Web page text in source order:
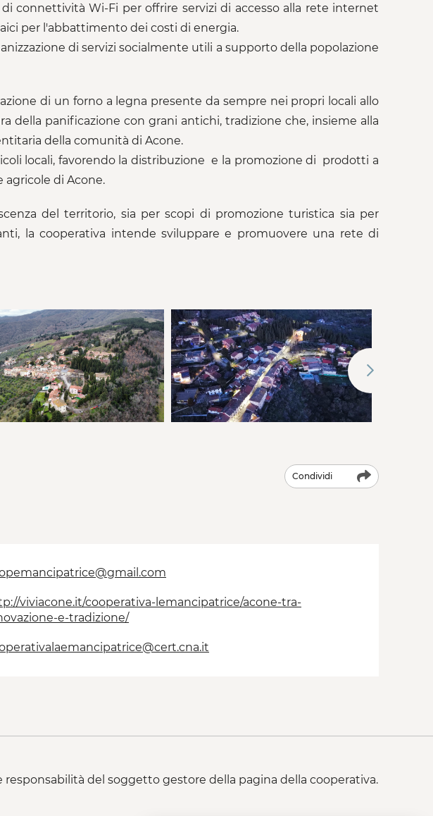
connettività Wi-Fi per offrire servizi di accesso alla rete internet
per l'abbattimento dei costi di energia.
di servizi socialmente utili a supporto della popolazione
di un forno a legna presente da sempre nei propri locali allo
della panificazione con grani antichi, tradizione che, insieme alla
della comunità di Acone.
locali, favorendo la distribuzione e la promozione di prodotti a
agricole di Acone.
del territorio, sia per scopi di promozione turistica sia per
la cooperativa intende sviluppare e promuovere una rete di
Condividi
viviacone.it/cooperativa-lemancipatrice/acone-tra-
e-tradizione/
del soggetto gestore della pagina della cooperativa.